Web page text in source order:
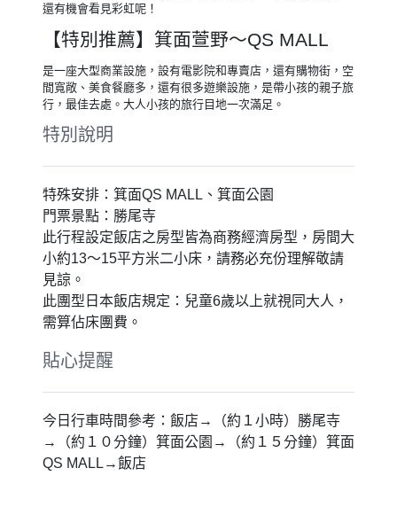
Shinfukae 59 或 大阪谷町君星飯店-九条27
號 Gumachi-kun Hoshi Hotel Kujo 27 或 大
Star Hotel Ebisunishi 48 或 大阪灣廣場飯店
Osaka Bay Plaza Hotel 或同等級
這裡以祈求勝運而聞名，寺內有滿坑滿谷大小不等的可愛達摩
不倒翁相當有特色，更被尊崇為祈求勝利和吉祥的寺廟。屬於
西國三十三所的第二十三號禮所，開山者為開成，所祭祀本尊
是十一面千手觀世音菩薩。此寺又被譽為「花之寺」。
【特別推薦】箕面公園～百選瀑布
是大阪備受歡迎的消暑勝地，境內山水景色豐富，沿著河岸漫
步，古色古香的老屋與景色相襯，濃濃日式典雅風情；另外公
還有機會看見彩虹呢！
是一座大型商業設施，設有電影院和專賣店，還有購物街，空
間寬敞、美食餐廳多，還有很多遊樂設施，是帶小孩的親子旅
行，最佳去處。大人小孩的旅行目地一次滿足。